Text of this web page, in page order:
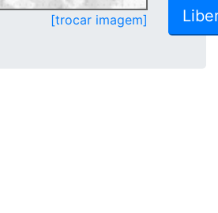
[trocar imagem]